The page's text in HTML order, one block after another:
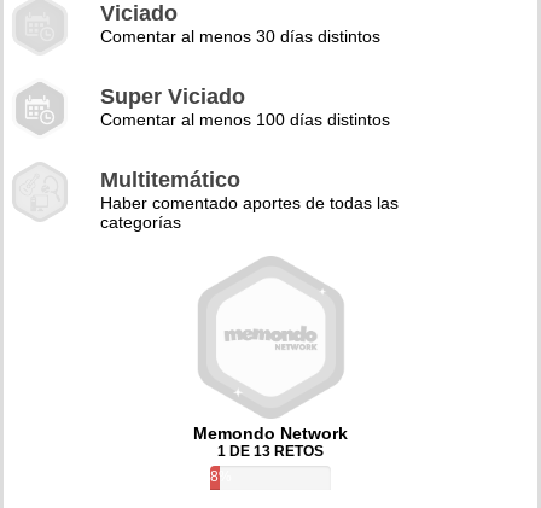
Viciado
Comentar al menos 30 días distintos
Super Viciado
Comentar al menos 100 días distintos
Multitemático
Haber comentado aportes de todas las
categorías
Memondo Network
1 DE 13 RETOS
8%